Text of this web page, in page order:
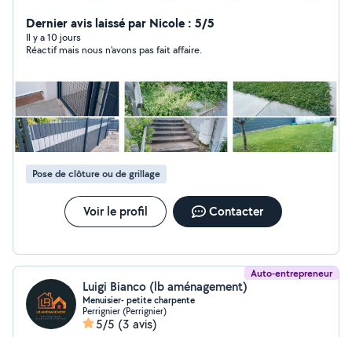
déchetterie. Si vous avez besoin d'aide pour des travaux
impliquant de la difficulté physique, ça n'est pas gênant.
Porter, creuser. Ça me va. Je loue aussi des
shampouineuse, serre joint de maçon. Pour plus
d'informations, n'hésitez pas. A m'envoyer un message !
Dernier avis laissé par Nicole : 5/5
Il y a 10 jours
Réactif mais nous n'avons pas fait affaire.
Pose de clôture ou de grillage
Voir le profil Contacter
Auto-entrepreneur
Luigi Bianco (lb aménagement)
Menuisier- petite charpente
Perrignier (Perrignier)
5/5 (3 avis)